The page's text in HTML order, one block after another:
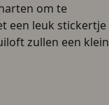
om te
een leuk stickertje
zullen een klein